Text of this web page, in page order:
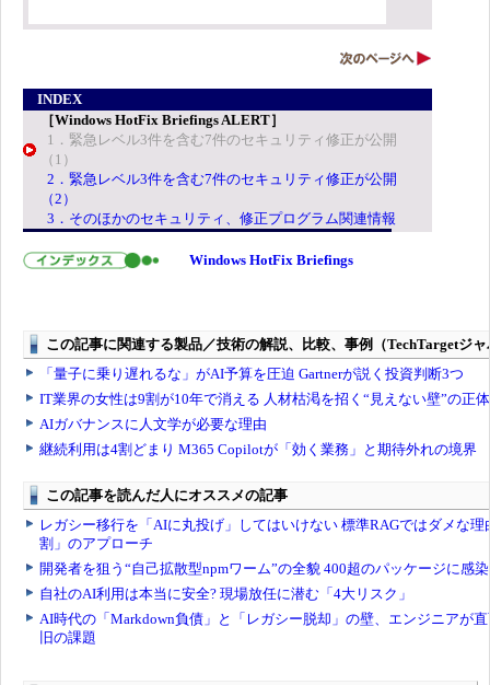
INDEX
［Windows HotFix Briefings ALERT］
1．緊急レベル3件を含む7件のセキュリティ修正が公開
（1）
2．緊急レベル3件を含む7件のセキュリティ修正が公開
（2）
3．そのほかのセキュリティ、修正プログラム関連情報
Windows HotFix Briefings